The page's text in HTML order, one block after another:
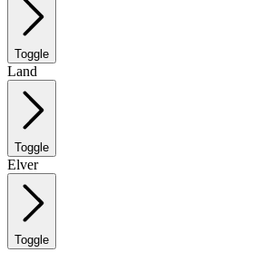
Toggle
Land
Toggle
Elver
Toggle